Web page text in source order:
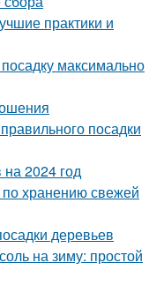
практики и
максимально
посадки
2024 год
хранению свежей
деревьев
на зиму: простой